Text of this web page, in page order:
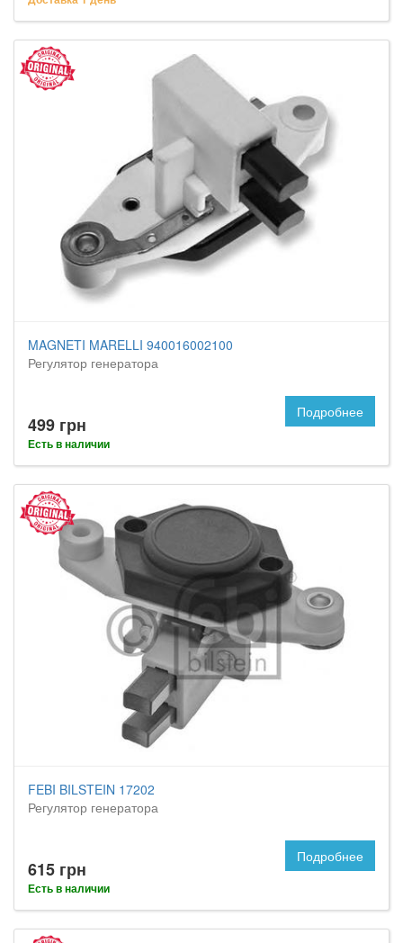
MAGNETI MARELLI 940016002100
Регулятор генератора
499 грн
Есть в наличии
Подробнее
FEBI BILSTEIN 17202
Регулятор генератора
615 грн
Есть в наличии
Подробнее